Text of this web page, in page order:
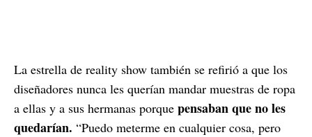
La estrella de reality show también se refirió a que los
diseñadores nunca les querían mandar muestras de ropa
a ellas y a sus hermanas porque pensaban que no les
quedarían. “Puedo meterme en cualquier cosa, pero